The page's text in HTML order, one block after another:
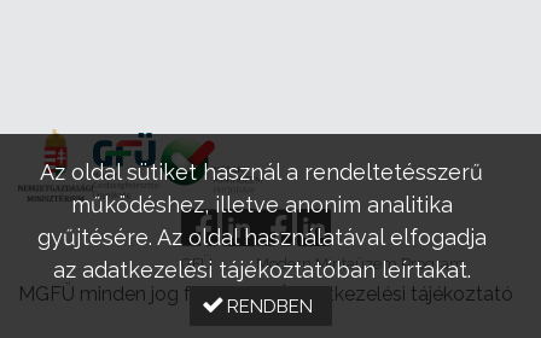
GFÜ Modern Mintaüzem Program
MGFÜ minden jog fenntartva |Adatkezelési tájékoztató
Az oldal sütiket használ a rendeltetésszerű
működéshez, illetve anonim analitika
gyűjtésére. Az oldal használatával elfogadja
az adatkezelési tájékoztatóban leírtakat.
RENDBEN